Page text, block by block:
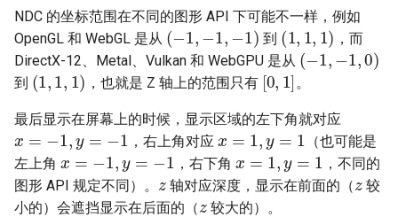
片上网络
乱序执行 CPU
振荡器
PCIe (Peripheral Component
Interconnect Express) 分析
NDC 的坐标范围在不同的图形 API 下可能不一样，例如
OpenGL 和 WebGL 是从
(−1,−1 − 1)
到
(1 1,1)
，而
DirectX-12、Metal、Vulkan 和 WebGPU 是从
(− 1,− 1,0)
到
(1,1 1)
，也就是 Z 轴上的范围只有
[0,1]
。
最后显示在屏幕上的时候，显示区域的左下角就对应
x=−1,y=−1
，右上角对应
x=1,y= 1
（也可能是
左上角
x=−1 ,y= − 1
，右下角
x =1,y= 1
，不同的
图形 API 规定不同）。
z
轴对应深度，显示在前面的（
z
较
小的）会遮挡显示在后面的（
z
较大的）。